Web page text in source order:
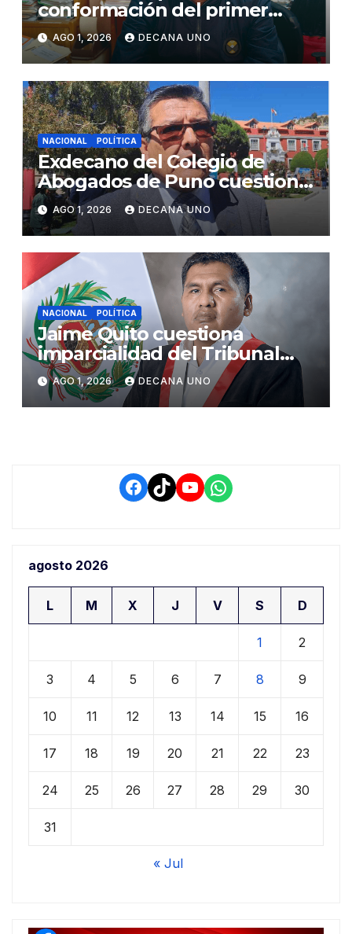
conformación del primer
gabinete ministerial de Keiko
Fujimori
AGO 1, 2026 DECANA UNO
NACIONAL POLÍTICA
Exdecano del Colegio de
Abogados de Puno cuestiona
propuestas sobre seguridad
ciudadana
AGO 1, 2026 DECANA UNO
NACIONAL POLÍTICA
Jaime Quito cuestiona
imparcialidad del Tribunal
Constitucional tras liberación
de Ollanta Humala
AGO 1, 2026 DECANA UNO
Facebook
TikTokYouTube
WhatsApp
agosto 2026
L M X J V S D
1 2
3 4 5 6 7 8 9
10 11 12 13 14 15 16
17 18 19 20 21 22 23
24 25 26 27 28 29 30
31
« Jul